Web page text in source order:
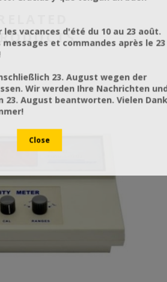
les vacances d'été du 10 au 23 août.
et commandes après le 23
23. August wegen der
Wir werden Ihre Nachrichten
23. August beantworten. Vielen Dank